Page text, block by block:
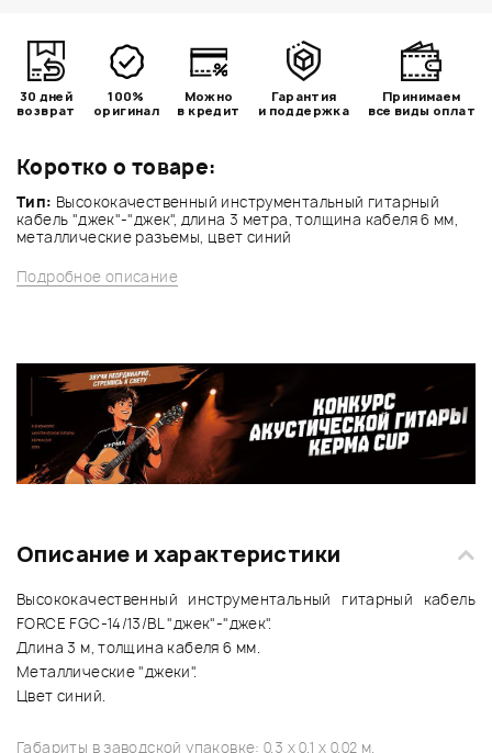
Коротко о товаре:
Тип: Высококачественный инструментальный гитарный
кабель "джек"-"джек", длина 3 метра, толщина кабеля 6 мм,
металлические разъемы, цвет синий
Подробное описание
30 дней
возврат
100%
оригинал
Можно
в кредит
Гарантия
и поддержка
Принимаем
все виды оплат
Описание и характеристики
Высококачественный инструментальный гитарный кабель
FORCE FGC-14/13/BL "джек"-"джек".
Длина 3 м, толщина кабеля 6 мм.
Металлические "джеки".
Цвет синий.
Габариты в заводской упаковке: 0.3 x 0.1 x 0.02 м.